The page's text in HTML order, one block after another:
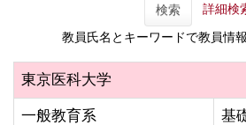
検索 詳細検
教員氏名とキーワードで教員情
東京医科大学
一般教育系 基